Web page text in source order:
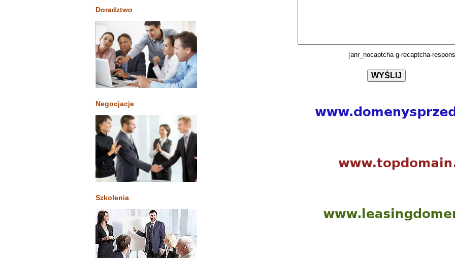
Doradztwo
Negocjacje
Szkolenia
[anr_nocaptcha g-recaptcha-